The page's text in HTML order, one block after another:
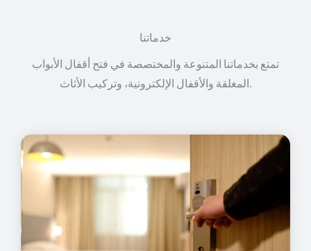
خدماتنا
تمتع بخدماتنا المتنوعة والمختصصة في فتح أقفال الأبواب